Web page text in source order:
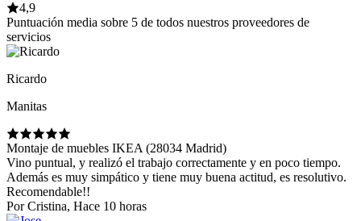
4,9
Puntuación media sobre 5 de todos nuestros proveedores de
servicios
Ricardo
Manitas
Montaje de muebles IKEA (28034 Madrid)
Vino puntual, y realizó el trabajo correctamente y en poco tiempo.
Además es muy simpático y tiene muy buena actitud, es resolutivo.
Recomendable!!
Por Cristina, Hace 10 horas